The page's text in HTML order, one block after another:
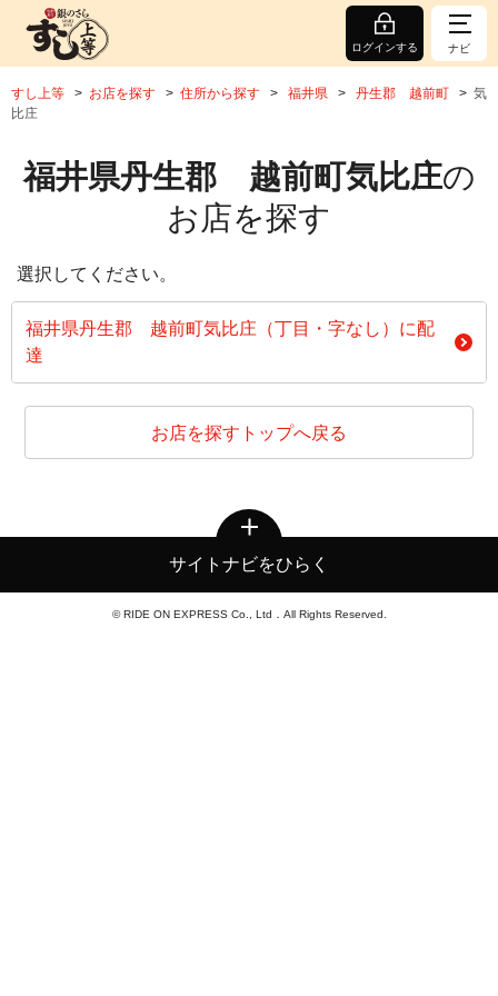
ログインする ナビ
すし上等 お店を探す 住所から探す 福井県 丹生郡 越前町
気
比庄
福井県丹生郡 越前町気比庄の
お店を探す
選択してください。
福井県丹生郡 越前町気比庄（丁目・字なし）に配
達
お店を探すトップへ戻る
サイトナビをひらく
© RIDE ON EXPRESS Co., Ltd．All Rights Reserved.